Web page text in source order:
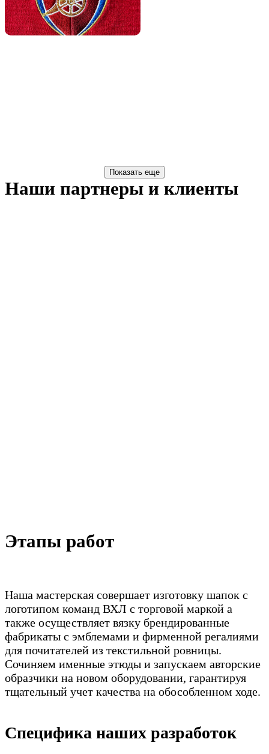
Наши партнеры и клиенты
Этапы работ
Наша мастерская совершает изготовку шапок с
логотипом команд ВХЛ с торговой маркой а
также осуществляет вязку брендированные
фабрикаты с эмблемами и фирменной регалиями
для почитателей из текстильной ровницы.
Сочиняем именные этюды и запускаем авторские
образчики на новом оборудовании, гарантируя
тщательный учет качества на обособленном ходе.
Специфика наших разработок